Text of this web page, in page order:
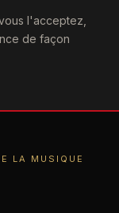
l'acceptez,
de façon
LA MUSIQUE